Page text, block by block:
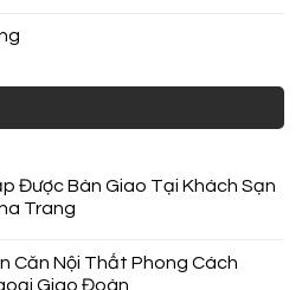
Được Bàn Giao Tại Khách Sạn
Trang
Căn Nội Thất Phong Cách
Giao Đoàn